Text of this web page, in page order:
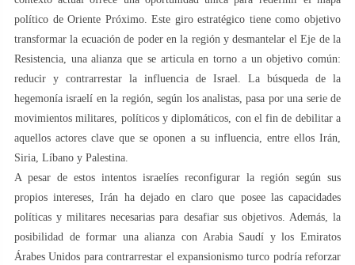
político de Oriente Próximo. Este giro estratégico tiene como objetivo
transformar la ecuación de poder en la región y desmantelar el Eje de la
Resistencia, una alianza que se articula en torno a un objetivo común:
reducir y contrarrestar la influencia de Israel. La búsqueda de la
hegemonía israelí en la región, según los analistas, pasa por una serie de
movimientos militares, políticos y diplomáticos, con el fin de debilitar a
aquellos actores clave que se oponen a su influencia, entre ellos Irán,
Siria, Líbano y Palestina.
A pesar de estos intentos israelíes reconfigurar la región según sus
propios intereses, Irán ha dejado en claro que posee las capacidades
políticas y militares necesarias para desafiar sus objetivos. Además, la
posibilidad de formar una alianza con Arabia Saudí y los Emiratos
Árabes Unidos para contrarrestar el expansionismo turco podría reforzar